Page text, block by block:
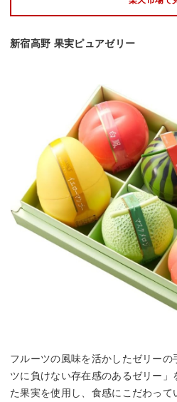
新宿高野 果実ピュアゼリー
フルーツの風味を活かしたゼリー
ツに負けない存在感のあるゼリー
た果実を使用し、食感にこだわっ